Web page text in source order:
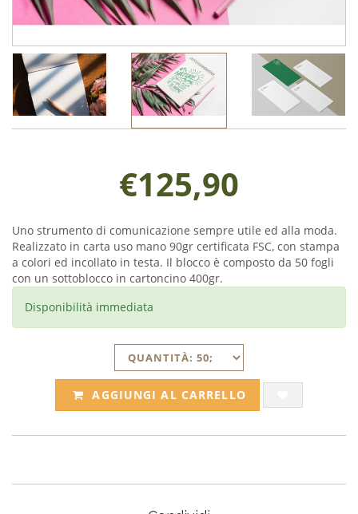
€125,90
Uno strumento di comunicazione sempre utile ed alla moda.
Realizzato in carta uso mano 90gr certificata FSC, con stampa
a colori ed incollato in testa. Il blocco è composto da 50 fogli
con un sottoblocco in cartoncino 400gr.
Disponibilità immediata
AGGIUNGI AL CARRELLO